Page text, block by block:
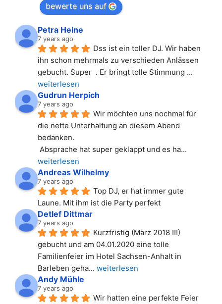
bewerte uns auf
Petra Heine
7 years ago
Dss ist ein toller DJ. Wir haben
ihn schon mehrmals zu verschieden Anlässen
gebucht. Super  . Er bringt tolle Stimmung
weiterlesen
Gudrun Herpich
7 years ago
Wir möchten uns nochmal für
die nette Unterhaltung an diesem Abend
bedanken.
Absprache hat super geklappt und es ha
weiterlesen
Andreas Wilhelmy
7 years ago
Top DJ, er hat immer gute
Laune. Mit ihm ist die Party perfekt
Detlef Dittmar
7 years ago
Kurzfristig (März 2018 !!!)
gebucht und am 04.01.2020 eine tolle
Familienfeier im Hotel Sachsen-Anhalt in
Barleben geha... weiterlesen
Andy Mühle
7 years ago
Wir hatten eine perfekte Feier